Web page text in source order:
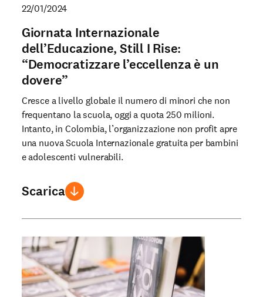
22/01/2024
Giornata Internazionale
dell’Educazione, Still I Rise:
“Democratizzare l’eccellenza è un
dovere”
Cresce a livello globale il numero di minori che non
frequentano la scuola, oggi a quota 250 milioni.
Intanto, in Colombia, l’organizzazione non profit apre
una nuova Scuola Internazionale gratuita per bambini
e adolescenti vulnerabili.
Scarica